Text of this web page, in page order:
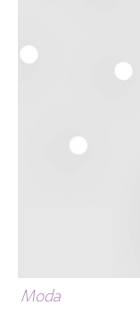
Moda